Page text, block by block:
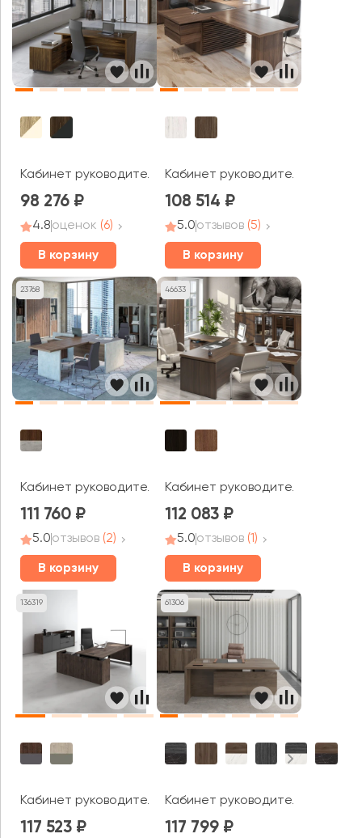
Кабинет руководителя Корнер / Corner
98 276
4.8оценок (6)
В корзину
Кабинет руководителя Time.S
108 514
5.0отзывов (5)
В корзину
23768
Кабинет руководителя Вуд Стоун / Wood&Stone
111 760
5.0отзывов (2)
В корзину
46633
Кабинет руководителя Милан
112 083
5.0отзывов (1)
В корзину
136319
Кабинет руководителя МАГНЕТИК / MAGNETIC
117 523
61306
Кабинет руководителя Фестус
117 799